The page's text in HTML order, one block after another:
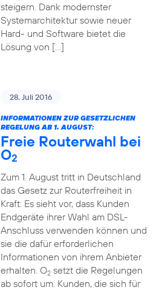
steigern. Dank modernster
Systemarchitektur sowie neuer
Hard- und Software bietet die
Lösung von […]
28. Juli 2016
INFORMATIONEN ZUR GESETZLICHEN
REGELUNG AB 1. AUGUST:
Freie Routerwahl bei
O2
Zum 1. August tritt in Deutschland
das Gesetz zur Routerfreiheit in
Kraft: Es sieht vor, dass Kunden
Endgeräte ihrer Wahl am DSL-
Anschluss verwenden können und
sie die dafür erforderlichen
Informationen von ihrem Anbieter
erhalten. O2setzt die Regelungen
ab sofort um. Kunden, die sich für